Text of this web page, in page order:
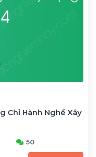
Chỉ Hành Nghề Xây
50